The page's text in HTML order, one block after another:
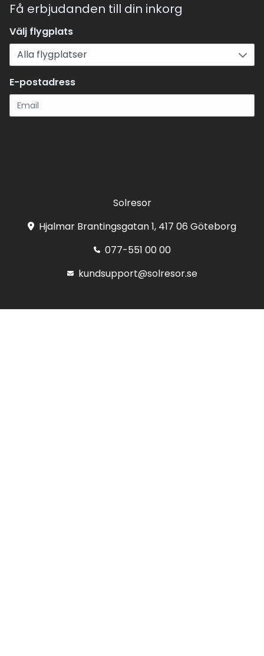
Få erbjudanden till din inkorg
Välj flygplats
E-postadress
Solresor
Hjalmar Brantingsgatan 1, 417 06 Göteborg
077-551 00 00
kundsupport@solresor.se